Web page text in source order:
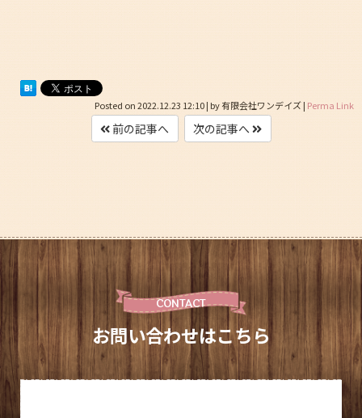
Posted on2022.12.23 12:10| by有限会社ワンデイズ| Perma Link
前の記事へ 次の記事へ
CONTACT
お問い合わせはこちら